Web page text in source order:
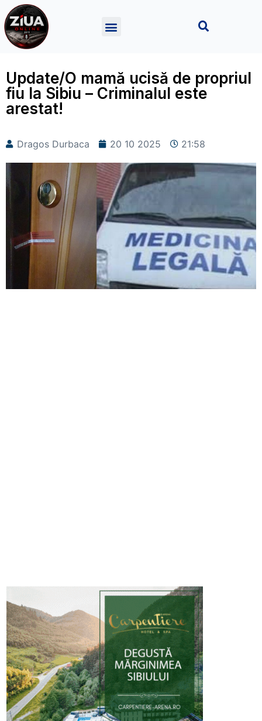
Update/O mamă ucisă de propriul
fiu la Sibiu – Criminalul este
arestat!
Dragos Durbaca 20 10 2025 21:58